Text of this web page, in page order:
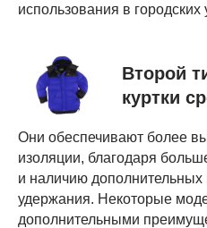
использования в городских
Второй
куртки
Они обеспечивают более
изоляции, благодаря
и наличию дополнительных
удержания. Некоторые
дополнительными